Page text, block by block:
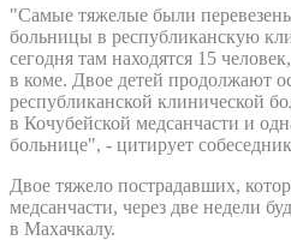
"Самые тяжелые были
больницы в республиканскую
сегодня там находятся 15
в коме. Двое детей продолжают
республиканской клинической
в Кочубейской медсанчасти и
больнице", - цитирует
Двое тяжело пострадавших,
медсанчасти, через две недели
в Махачкалу.